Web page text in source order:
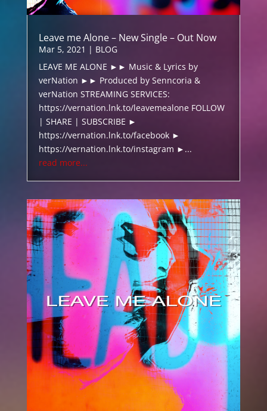
Leave me Alone – New Single – Out Now
Mar 5, 2021 | BLOG
LEAVE ME ALONE ►► Music & Lyrics by
verNation ►► Produced by Senncoria &
verNation STREAMING SERVICES:
https://vernation.lnk.to/leavemealone FOLLOW
| SHARE | SUBSCRIBE ►
https://vernation.lnk.to/facebook ►
https://vernation.lnk.to/instagram ►...
read more...